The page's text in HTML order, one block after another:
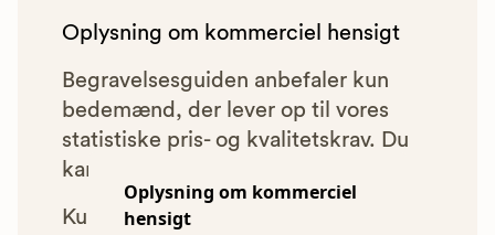
Oplysning om kommerciel
hensigt
Oplysning om kommerciel hensigt
Begravelsesguiden anbefaler kun
bedemænd, der lever op til vores
statistiske pris- og kvalitetskrav. Du
kan læse mere om vores krav
Kun bedemænd der lever op til